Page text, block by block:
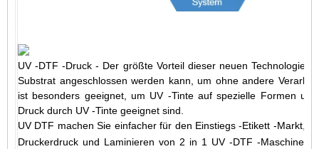
UV -DTF -Druck - Der größte Vorteil dieser neuen Technologie
Substrat angeschlossen werden kann, um ohne andere
ist besonders geeignet, um UV -Tinte auf spezielle Formen
Druck durch UV -Tinte geeignet sind.
UV DTF machen Sie einfacher für den Einstiegs -Etikett -Markt,
Druckerdruck und Laminieren von 2 in 1 UV -DTF -